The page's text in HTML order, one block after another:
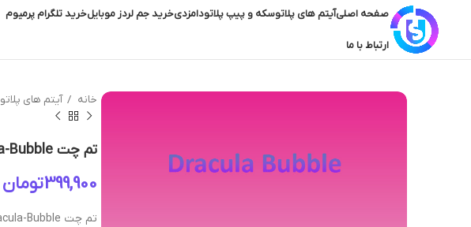
صفحه اصلیآیتم های پلاتوسکه و پیپ پلاتودامزدیخرید جم لردز موبایلخرید تلگرام پرمیوم
ارتباط با ما
خانه آیتم های پلاتو
تم چت Dracula-Bubble
تومان
تم چت Dracula-Bubble